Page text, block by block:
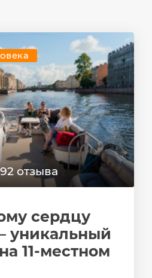
отзыва
сердцу
уникальный
11-местном